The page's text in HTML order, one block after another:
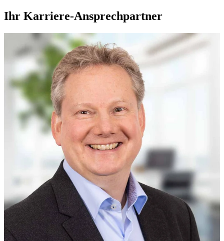
Ihr Karriere-Ansprechpartner